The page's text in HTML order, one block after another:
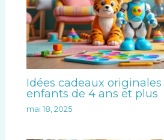
Idées cadeaux
enfants de 4 ans et plus
mai 18, 2025